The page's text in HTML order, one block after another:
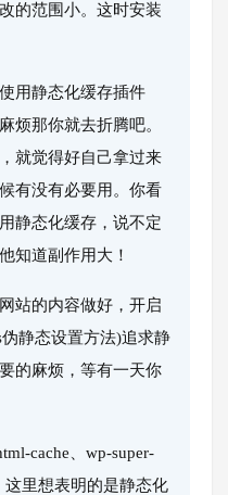
的范围小。这时安装
用静态化缓存插件
烦那你就去折腾吧。
就觉得好自己拿过来
有没有必要用。你看
静态化缓存，说不定
知道副作用大！
站的内容做好，开启
静态设置方法)追求静
的麻烦，等有一天你
cache、wp-super-
这里想表明的是静态化